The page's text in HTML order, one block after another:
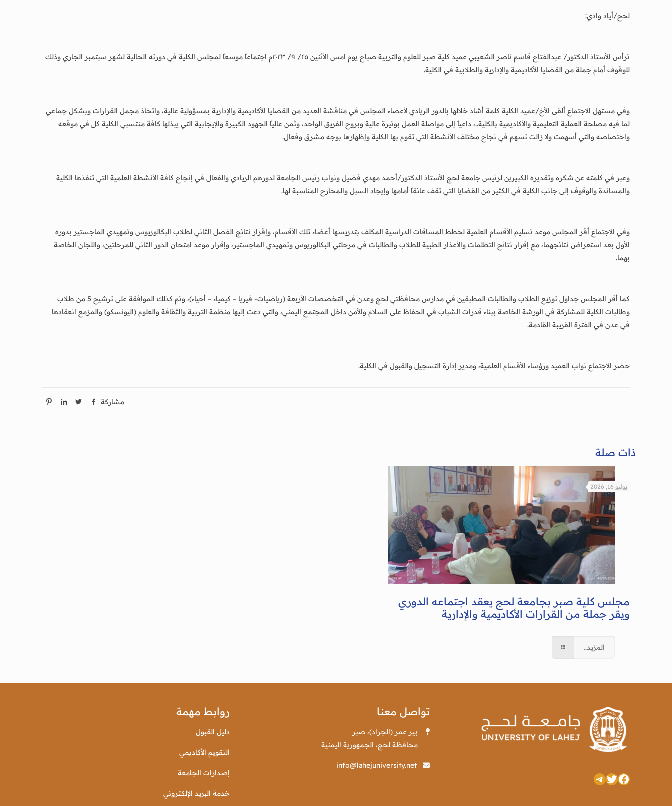
لحج/أياد وادي:
ترأس الأستاذ الدكتور/ عبدالفتاح قاسم ناصر الشعيبي عميد كلية صبر للعلوم والتربية صباح يوم امس الأثنين ٢٥/ ٩/ ٢٠٢٣م اجتماعاً موسعاً لمجلس الكلية في دورته الحالية لشهر سبتمبر الجاري وذلك
للوقوف أمام جملة من القضايا الأكاديمية والإدارية والطلابية في الكلية.
وفي مستهل الاجتماع ألقى الأخ/عميد الكلية كلمة أشاد خلالها بالدور الريادي لأعضاء المجلس في مناقشة العديد من القضايا الأكاديمية والإدارية بمسؤولية عالية، واتخاذ مجمل القرارات وبشكل جماعي
لما فيه مصلحة العملية التعليمية والأكاديمية بالكلية..، داعياً إلى مواصلة العمل بوتيرة عالية وبروح الفريق الواحد، وثمن عالياً الجهود الكبيرة والإيجابية التي يبذلها كافة منتسبي الكلية كلٍ في موقعه
واختصاصه والتي أسهمت ولا زالت تسهم في نجاح مختلف الأنشطة التي تقوم بها الكلية وإظهارها بوجه مشرق وفعال.
وعبر في كلمته عن شكره وتقديره الكبيرين لرئيس جامعة لحج الأستاذ الدكتور/أحمد مهدي فضيل ونواب رئيس الجامعة لدورهم الريادي والفعال في إنجاح كافة الأنشطة العلمية التي تنفذها الكلية
والمساندة والوقوف إلى جانب الكلية في الكثير من القضايا التي تقف عائقاً أمامها وإيجاد السبل والمخارج المناسبة لها.
وفي الاجتماع أقر المجلس موعد تسليم الأقسام العلمية لخطط المساقات الدراسية المكلف بتدريسها أعضاء تلك الأقسام، وإقرار نتائج الفصل الثاني لطلاب البكالوريوس وتمهيدي الماجستير بدوره
الأول بعد استعراض نتائجهما، مع إقرار نتائج التظلمات والأعذار الطبية للطلاب والطالبات في مرحلتي البكالوريوس وتمهيدي الماجستير، وإقرار موعد امتحان الدور الثاني للمرحلتين، واللجان الخاصة
بهما.
كما أقر المجلس جداول توزيع الطلاب والطالبات المطبقين في مدارس محافظتي لحج وعدن في التخصصات الأربعة (رياضيات- فيريا – كيمياء – أحياء)، وتم كذلك الموافقة على ترشيح 5 من طلاب
وطالبات الكلية للمشاركة في الورشة الخاصة ببناء قدرات الشباب في الحفاظ على السلام والأمن داخل المجتمع اليمني، والتي دعت إليها منظمة التربية والثقافة والعلوم (اليونسكو) والمزمع انعقادها
في عدن في الفترة القريبة القادمة.
حضر الاجتماع نواب العميد ورؤساء الأقسام العلمية، ومدير إدارة التسجيل والقبول في الكلية.
مشاركة
ذات صلة
يوليو 16, 2026
مجلس كلية صبر بجامعة لحج يعقد اجتماعه الدوري
ويقر جملة من القرارات الأكاديمية والإدارية
المزيد..
فيسبوك
تويترتيليجرام
تواصل معنا
بير عمر (الجراد)، صبر
محافظة لحج، الجمهورية اليمنية
info@lahejuniversity.net
روابط مهمة
دليل القبول
التقويم الأكاديمي
إصدارات الجامعة
خدمة البريد الإلكتروني